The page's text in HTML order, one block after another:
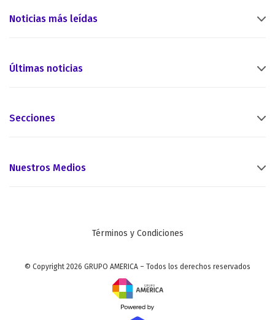
Noticias más leídas
Últimas noticias
Secciones
Nuestros Medios
Términos y Condiciones
© Copyright 2026 GRUPO AMERICA – Todos los derechos reservados